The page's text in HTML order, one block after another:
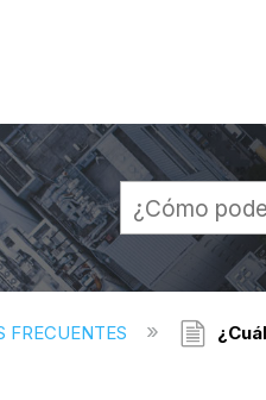
global
FRECUENTES